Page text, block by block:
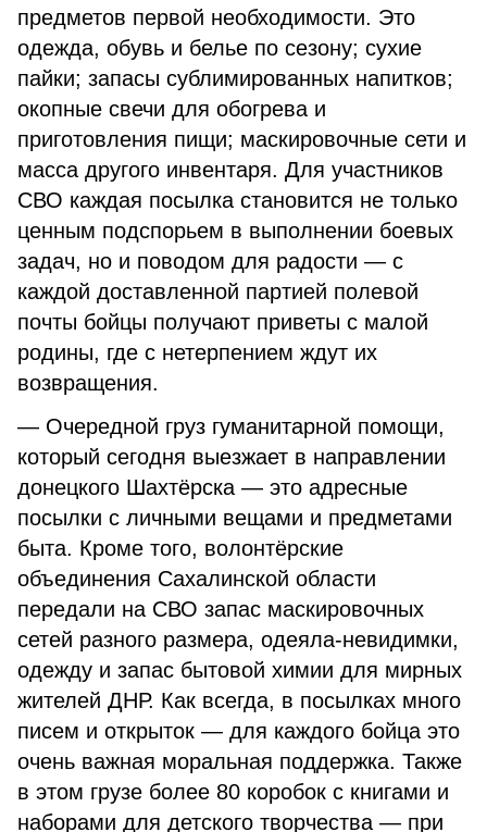
предметов первой необходимости. Это
одежда, обувь и белье по сезону; сухие
пайки; запасы сублимированных напитков;
окопные свечи для обогрева и
приготовления пищи; маскировочные сети и
масса другого инвентаря. Для участников
СВО каждая посылка становится не только
ценным подспорьем в выполнении боевых
задач, но и поводом для радости — с
каждой доставленной партией полевой
почты бойцы получают приветы с малой
родины, где с нетерпением ждут их
возвращения.
— Очередной груз гуманитарной помощи,
который сегодня выезжает в направлении
донецкого Шахтёрска — это адресные
посылки с личными вещами и предметами
быта. Кроме того, волонтёрские
объединения Сахалинской области
передали на СВО запас маскировочных
сетей разного размера, одеяла-невидимки,
одежду и запас бытовой химии для мирных
жителей ДНР. Как всегда, в посылках много
писем и открыток — для каждого бойца это
очень важная моральная поддержка. Также
в этом грузе более 80 коробок с книгами и
наборами для детского творчества — при